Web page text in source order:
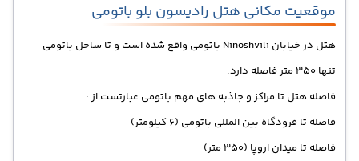
موقعیت مکانی هتل رادیسون بلو باتومی
هتل در خیابان Ninoshvili باتومی واقع شده است و تا ساحل باتومی
تنها 350 متر فاصله دارد.
فاصله هتل تا مراکز و جاذبه های مهم باتومی عبارتست از :
فاصله تا فرودگاه بین المللی باتومی (6 کیلومتر)
فاصله تا میدان اروپا (350 متر)